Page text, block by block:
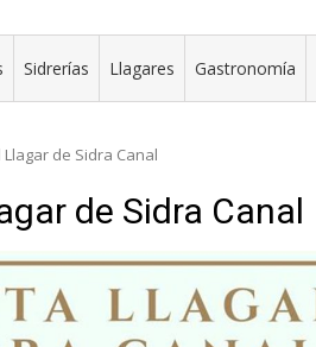
Sidrerías Llagares Gastronomía
de Sidra Canal
de Sidra Canal